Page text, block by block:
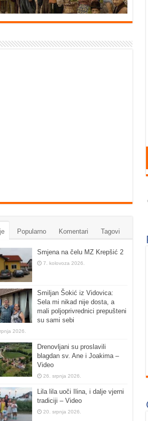
Popularno Komentari Tagovi
Smjena na čelu MZ Krepšić 2
7. kolovoza 2026.
Smiljan Šokić iz Vidovica:
Sela mi nikad nije dosta, a
mali poljoprivrednici prepušteni
su sami sebi
2026.
Drenovljani su proslavili
blagdan sv. Ane i Joakima –
Video
26. srpnja 2026.
Lila lila uoči Ilina, i dalje vjerni
tradiciji – Video
20. srpnja 2026.